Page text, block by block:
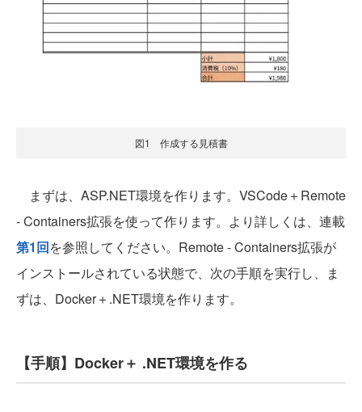
図1 作成する見積書
まずは、ASP.NET環境を作ります。VSCode＋Remote
- Containers拡張を使って作ります。より詳しくは、連載
第1回を参照してください。Remote - Containers拡張が
インストールされている状態で、次の手順を実行し、ま
ずは、Docker＋.NET環境を作ります。
【手順】Docker＋ .NET環境を作る